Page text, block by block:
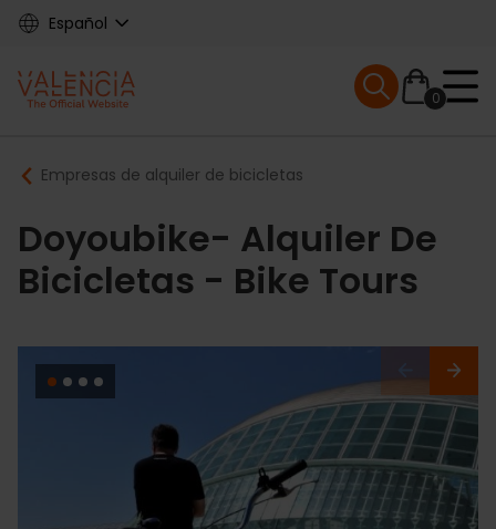
Skip
content
Español
Main
navigation
0
Mobile menu
Breadcrumb
Empresas de alquiler de bicicletas
Doyoubike- Alquiler De
Bicicletas - Bike Tours